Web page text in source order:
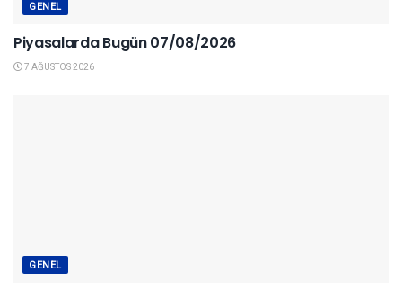
GENEL
Piyasalarda Bugün 07/08/2026
7 AĞUSTOS 2026
GENEL